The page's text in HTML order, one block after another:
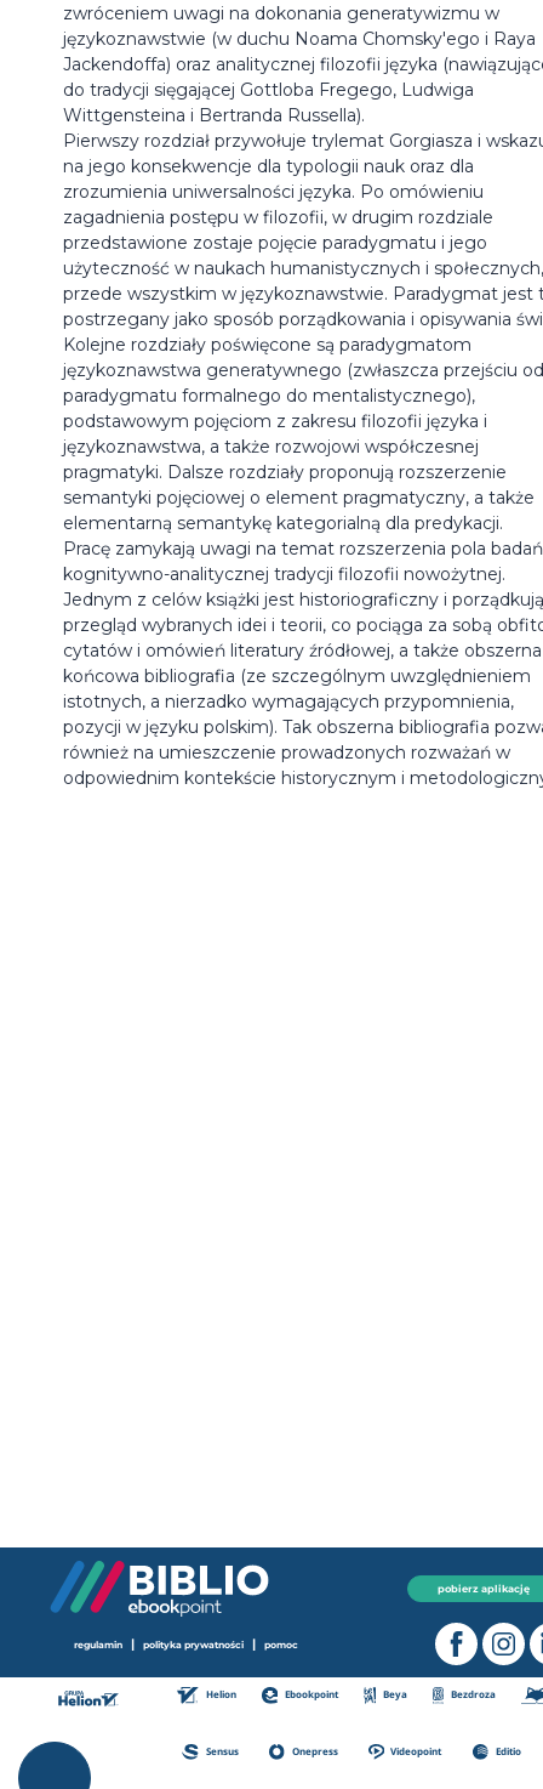
zwróceniem uwagi na dokonania generatywizmu w
językoznawstwie (w duchu Noama Chomsky'ego i Raya
Jackendoffa) oraz analitycznej filozofii języka
do tradycji sięgającej Gottloba Fregego, Ludwiga
Wittgensteina i Bertranda Russella).
Pierwszy rozdział przywołuje trylemat Gorgiasza i
na jego konsekwencje dla typologii nauk oraz dla
zrozumienia uniwersalności języka. Po omówieniu
zagadnienia postępu w filozofii, w drugim rozdziale
przedstawione zostaje pojęcie paradygmatu i jego
użyteczność w naukach humanistycznych i
przede wszystkim w językoznawstwie. Paradygmat jest
postrzegany jako sposób porządkowania i opisywania
Kolejne rozdziały poświęcone są paradygmatom
językoznawstwa generatywnego (zwłaszcza przejściu od
paradygmatu formalnego do mentalistycznego),
podstawowym pojęciom z zakresu filozofii języka i
językoznawstwa, a także rozwojowi współczesnej
pragmatyki. Dalsze rozdziały proponują rozszerzenie
semantyki pojęciowej o element pragmatyczny, a także
elementarną semantykę kategorialną dla predykacji.
Pracę zamykają uwagi na temat rozszerzenia pola
kognitywno-analitycznej tradycji filozofii nowożytnej.
Jednym z celów książki jest historiograficzny i
przegląd wybranych idei i teorii, co pociąga za sobą
cytatów i omówień literatury źródłowej, a także obszerna
końcowa bibliografia (ze szczególnym uwzględnieniem
istotnych, a nierzadko wymagających przypomnienia,
pozycji w języku polskim). Tak obszerna bibliografia
również na umieszczenie prowadzonych rozważań w
odpowiednim kontekście historycznym i
pobierz aplikację
regulamin | polityka prywatności | pomoc
Helion Ebookpoint Beya Bezdroza
Sensus Onepress Videopoint Editio